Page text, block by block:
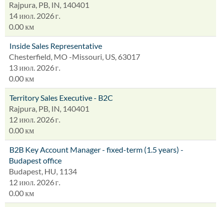
Rajpura, PB, IN, 140401
14 июл. 2026 г.
0.00 км
Inside Sales Representative
Chesterfield, MO -Missouri, US, 63017
13 июл. 2026 г.
0.00 км
Territory Sales Executive - B2C
Rajpura, PB, IN, 140401
12 июл. 2026 г.
0.00 км
B2B Key Account Manager - fixed-term (1.5 years) -
Budapest office
Budapest, HU, 1134
12 июл. 2026 г.
0.00 км